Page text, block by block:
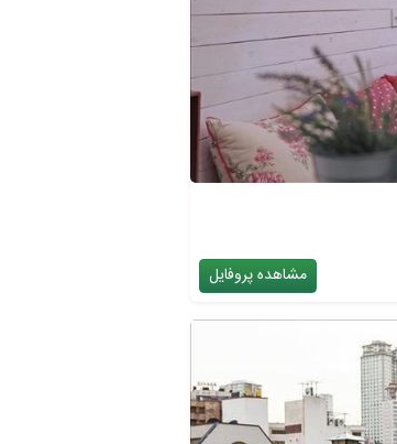
مشاهده پروفایل